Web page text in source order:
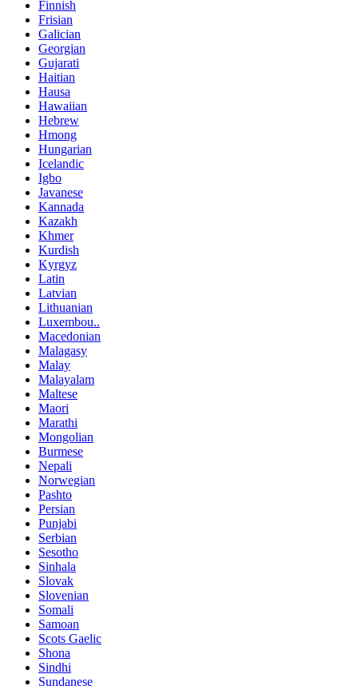
Finnish
Frisian
Galician
Georgian
Gujarati
Haitian
Hausa
Hawaiian
Hebrew
Hmong
Hungarian
Icelandic
Igbo
Javanese
Kannada
Kazakh
Khmer
Kurdish
Kyrgyz
Latin
Latvian
Lithuanian
Luxembou..
Macedonian
Malagasy
Malay
Malayalam
Maltese
Maori
Marathi
Mongolian
Burmese
Nepali
Norwegian
Pashto
Persian
Punjabi
Serbian
Sesotho
Sinhala
Slovak
Slovenian
Somali
Samoan
Scots Gaelic
Shona
Sindhi
Sundanese